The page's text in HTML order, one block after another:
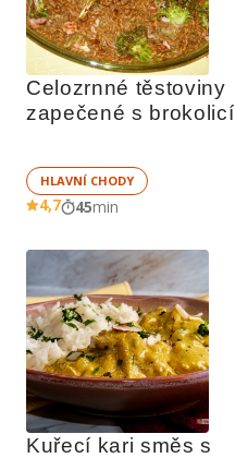
Celozrnné těstoviny
zapečené s brokolicí
HLAVNÍ CHODY
4,7 45min
Kuřecí kari směs s